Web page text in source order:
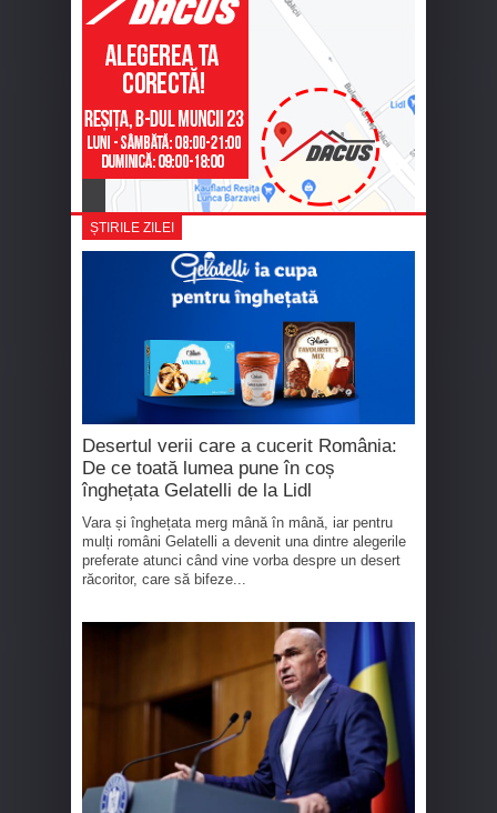
ȘTIRILE ZILEI
Desertul verii care a cucerit România:
De ce toată lumea pune în coș
înghețata Gelatelli de la Lidl
Vara și înghețata merg mână în mână, iar pentru
mulți români Gelatelli a devenit una dintre alegerile
preferate atunci când vine vorba despre un desert
răcoritor, care să bifeze...